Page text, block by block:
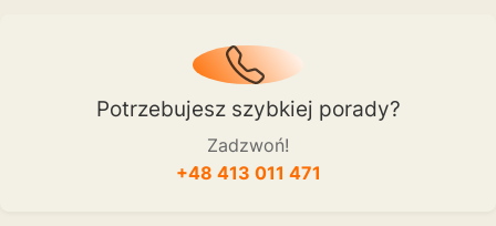
Potrzebujesz szybkiej porady?
Zadzwoń!
+48 413 011 471